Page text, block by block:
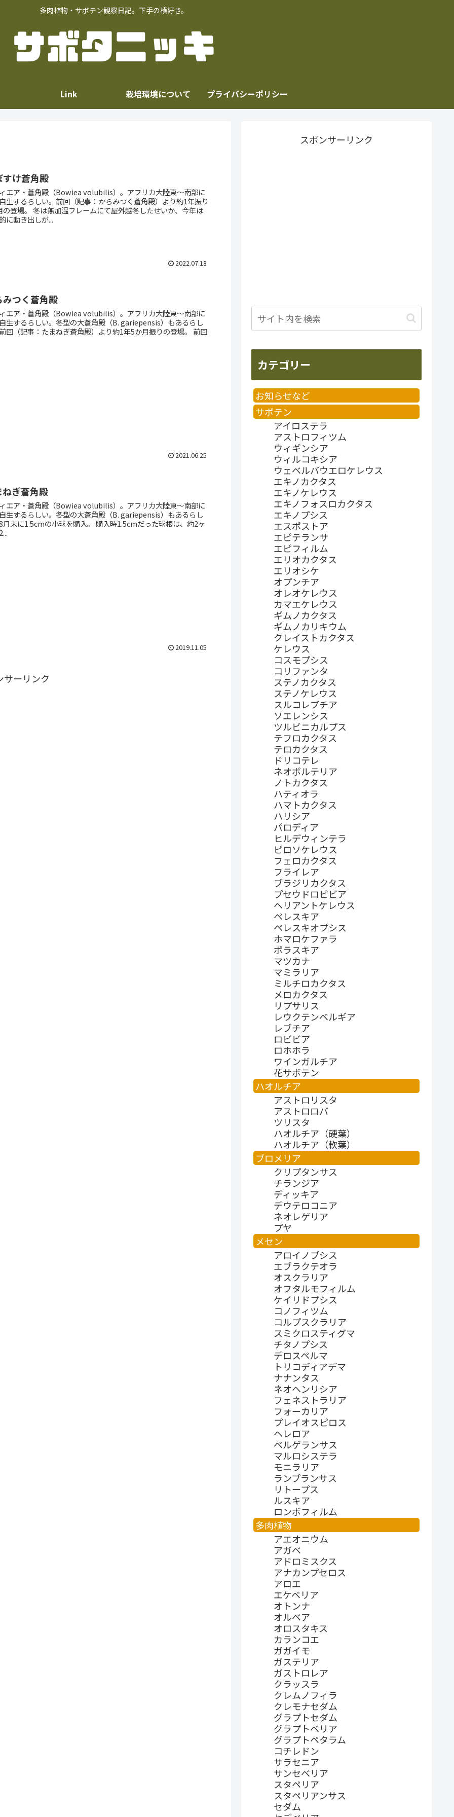
多肉植物・サボテン観察日記。下手の横好き。
Link 栽培環境について プライバシーポリシー
すけ蒼角殿
エア・蒼角殿（Bowiea volubilis）。アフリカ大陸東～南部に
生するらしい。前回（記事：からみつく蒼角殿）より約1年振り
フレームにて屋外越冬したせいか、今年は
に動き出しが...
2022.07.18
みつく蒼角殿
エア・蒼角殿（Bowiea volubilis）。アフリカ大陸東～南部に
生するらしい。冬型の大蒼角殿（B. gariepensis）もあるらし
回（記事：たまねぎ蒼角殿）より約1年5か月振りの登場。 前回
2021.06.25
ねぎ蒼角殿
エア・蒼角殿（Bowiea volubilis）。アフリカ大陸東～南部に
生するらしい。冬型の大蒼角殿（B. gariepensis）もあるらし
1.5cmの小球を購入。 購入時1.5cmだった球根は、約2ヶ
2019.11.05
サーリンク
スポンサーリンク
カテゴリー
お知らせなど
サボテン
アイロステラ
アストロフィツム
ウィギンシア
ウィルコキシア
ウェベルバウエロケレウス
エキノカクタス
エキノケレウス
エキノフォスロカクタス
エキノプシス
エスポストア
エピテランサ
エピフィルム
エリオカクタス
エリオシケ
オプンチア
オレオケレウス
カマエケレウス
ギムノカクタス
ギムノカリキウム
クレイストカクタス
ケレウス
コスモプシス
コリファンタ
ステノカクタス
ステノケレウス
スルコレブチア
ソエレンシス
ツルビニカルプス
テフロカクタス
テロカクタス
ドリコテレ
ネオポルテリア
ノトカクタス
ハティオラ
ハマトカクタス
ハリシア
パロディア
ヒルデウィンテラ
ピロソケレウス
フェロカクタス
フライレア
ブラジリカクタス
プセウドロビビア
ヘリアントケレウス
ペレスキア
ペレスキオプシス
ホマロケファラ
ポラスキア
マツカナ
マミラリア
ミルチロカクタス
メロカクタス
リプサリス
レウクテンベルギア
レブチア
ロビビア
ロホホラ
ワインガルチア
花サボテン
ハオルチア
アストロリスタ
アストロロバ
ツリスタ
ハオルチア（硬葉）
ハオルチア（軟葉）
ブロメリア
クリプタンサス
チランジア
ディッキア
デウテロコニア
ネオレゲリア
プヤ
メセン
アロイノプシス
エブラクテオラ
オスクラリア
オフタルモフィルム
ケイリドプシス
コノフィツム
コルプスクラリア
スミクロスティグマ
チタノプシス
デロスペルマ
トリコディアデマ
ナナンタス
ネオヘンリシア
フェネストラリア
フォーカリア
プレイオスピロス
ヘレロア
ベルゲランサス
マルロシステラ
モニラリア
ランプランサス
リトープス
ルスキア
ロンボフィルム
多肉植物
アエオニウム
アガベ
アドロミスクス
アナカンプセロス
アロエ
エケベリア
オトンナ
オルベア
オロスタキス
カランコエ
ガガイモ
ガステリア
ガストロレア
クラッスラ
クレムノフィラ
クレモナセダム
グラプトセダム
グラプトベリア
グラプトペタラム
コチレドン
サラセニア
サンセベリア
スタペリア
スタペリアンサス
セダム